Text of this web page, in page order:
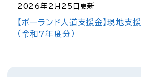
2026年2月25日更新
【ポーランド人道支援金】現地支
（令和7年度分）